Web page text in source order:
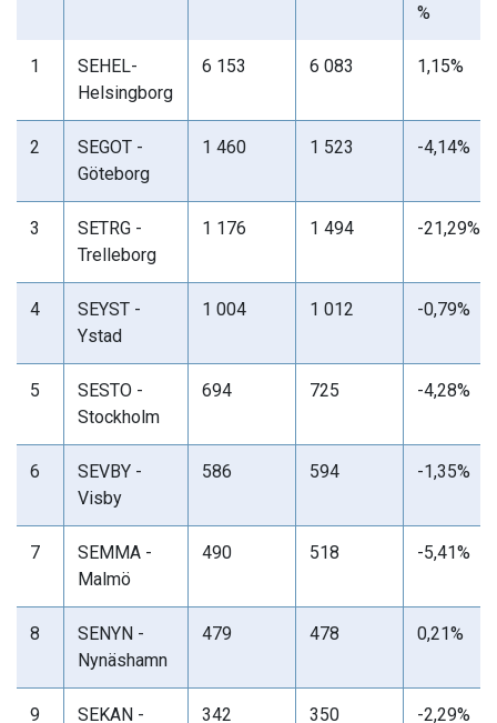
%
1
SEHEL-
Helsingborg
6 153 6 083 1,15%
2
SEGOT -
Göteborg
1 460 1 523 -4,14%
3
SETRG -
Trelleborg
1 176 1 494 -21,29%
4
SEYST -
Ystad
1 004 1 012 -0,79%
5
SESTO -
Stockholm
694 725 -4,28%
6
SEVBY -
Visby
586 594 -1,35%
7
SEMMA -
Malmö
490 518 -5,41%
8
SENYN -
Nynäshamn
479 478 0,21%
9 SEKAN - 342 350 -2,29%